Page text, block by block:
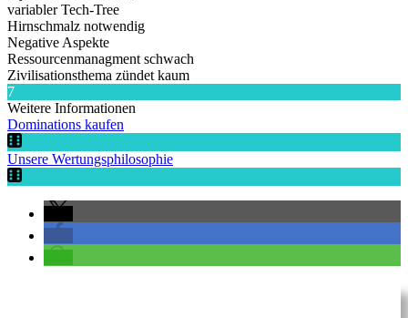
variabler Tech-Tree
Hirnschmalz notwendig
Negative Aspekte
Ressourcenmanagment schwach
Zivilisationsthema zündet kaum
7
Weitere Informationen
Dominations kaufen
Unsere Wertungsphilosophie